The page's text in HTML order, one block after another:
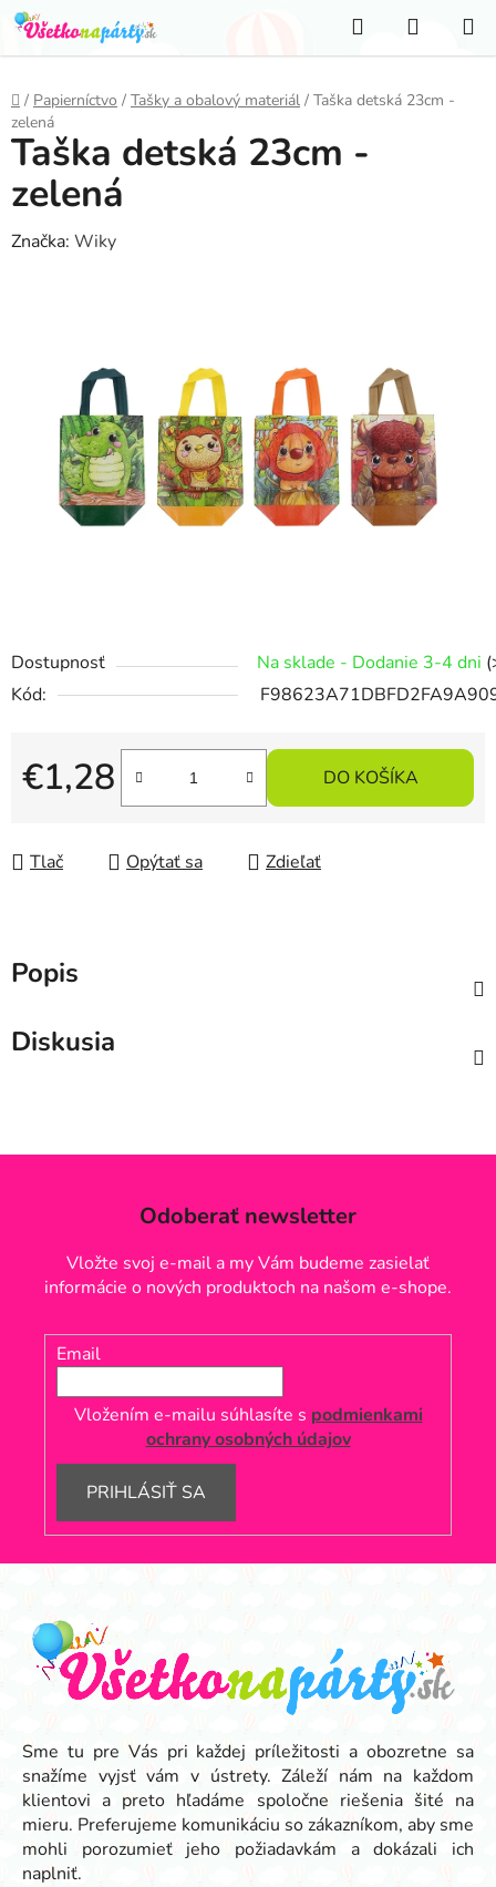
Prejsť
na
obsah
Hľadať
KOŠÍK
Domov
/ Papierníctvo / Tašky a obalový materiál / Taška detská 23cm -
zelená
Dostupnosť Na sklade - Dodanie 3-4 dni
Kód:
€1,28
Jednotková cena:
DO KOŠÍKA
Tlač Opýtať sa Zdieľať
Taška detská 23cm -
zelená
Značka: Wiky
Popis
Diskusia
Odoberať newsletter
Vložte svoj e-mail a my Vám budeme zasielať
informácie o nových produktoch na našom e-shope.
Email
Vložením e-mailu súhlasíte s podmienkami
ochrany osobných údajov
PRIHLÁSIŤ SA
Z
Sme tu pre Vás pri každej príležitosti a obozretne sa
snažíme vyjsť vám v ústrety. Záleží nám na každom
klientovi a preto hľadáme spoločne riešenia šité na
mieru. Preferujeme komunikáciu so zákazníkom, aby sme
mohli porozumieť jeho požiadavkám a dokázali ich
naplniť.